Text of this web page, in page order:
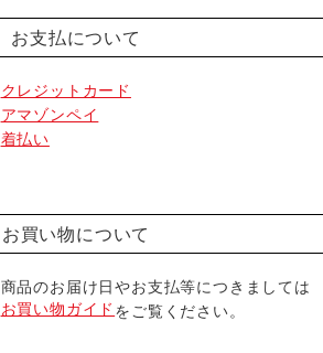
お支払について
クレジットカード
アマゾンペイ
着払い
お買い物について
商品のお届け日やお支払等につきましては
お買い物ガイド をご覧ください。